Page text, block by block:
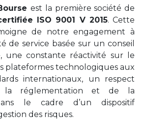
est la première société de
ISO 9001 V 2015. Cette
de notre engagement à
de service basée sur un conseil
une constante réactivité sur le
plateformes technologiques aux
internationaux, un respect
la réglementation et de la
le cadre d’un dispositif
des risques.